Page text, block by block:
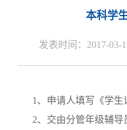
本科学
发表时间：2017-03-
1 、 申请人填写《学生
2、 交由分管年级辅导